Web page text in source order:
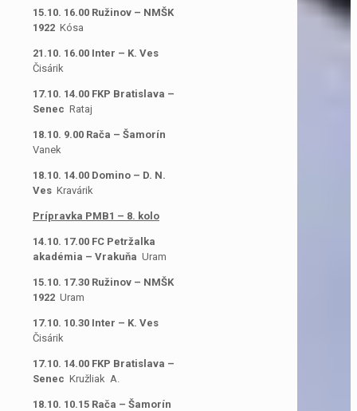
15.10. 16.00 Ružinov – NMŠK
1922 Kósa
21.10. 16.00 Inter – K. Ves
Čisárik
17.10. 14.00 FKP Bratislava –
Senec Rataj
18.10. 9.00 Rača – Šamorín
Vanek
18.10. 14.00 Domino – D. N.
Ves Kravárik
Prípravka PMB1 – 8. kolo
14.10. 17.00 FC Petržalka
akadémia – Vrakuňa Uram
15.10. 17.30 Ružinov – NMŠK
1922 Uram
17.10. 10.30 Inter – K. Ves
Čisárik
17.10. 14.00 FKP Bratislava –
Senec Kružliak A.
18.10. 10.15 Rača – Šamorín